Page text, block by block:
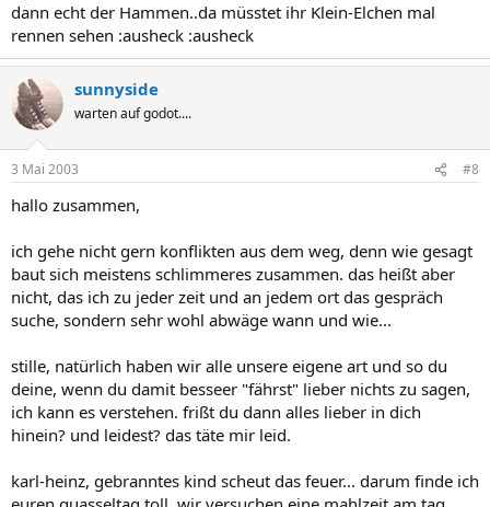
dann echt der Hammen..da müsstet ihr Klein-Elchen mal
rennen sehen :ausheck :ausheck
sunnyside
warten auf godot....
3 Mai 2003 #8
hallo zusammen,
ich gehe nicht gern konflikten aus dem weg, denn wie gesagt
baut sich meistens schlimmeres zusammen. das heißt aber
nicht, das ich zu jeder zeit und an jedem ort das gespräch
suche, sondern sehr wohl abwäge wann und wie...
stille, natürlich haben wir alle unsere eigene art und so du
deine, wenn du damit besseer "fährst" lieber nichts zu sagen,
ich kann es verstehen. frißt du dann alles lieber in dich
hinein? und leidest? das täte mir leid.
karl-heinz, gebranntes kind scheut das feuer... darum finde ich